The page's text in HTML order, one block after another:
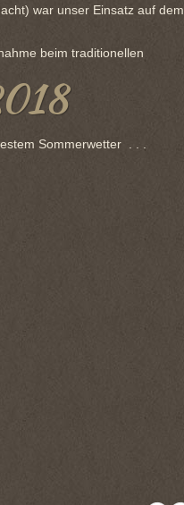
war unser Einsatz auf dem
beim traditionellen
Sommerwetter . . .